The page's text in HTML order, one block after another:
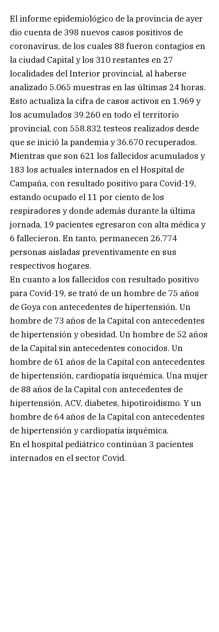
El informe epidemiológico de la provincia de ayer
dio cuenta de 398 nuevos casos positivos de
coronavirus, de los cuales 88 fueron contagios en
la ciudad Capital y los 310 restantes en 27
localidades del Interior provincial, al haberse
analizado 5.065 muestras en las últimas 24 horas.
Esto actualiza la cifra de casos activos en 1.969 y
los acumulados 39.260 en todo el territorio
provincial, con 558.832 testeos realizados desde
que se inició la pandemia y 36.670 recuperados.
Mientras que son 621 los fallecidos acumulados y
183 los actuales internados en el Hospital de
Campaña, con resultado positivo para Covid-19,
estando ocupado el 11 por ciento de los
respiradores y donde además durante la última
jornada, 19 pacientes egresaron con alta médica y
6 fallecieron. En tanto, permanecen 26.774
personas aisladas preventivamente en sus
respectivos hogares.
En cuanto a los fallecidos con resultado positivo
para Covid-19, se trató de un hombre de 75 años
de Goya con antecedentes de hipertensión. Un
hombre de 73 años de la Capital con antecedentes
de hipertensión y obesidad. Un hombre de 52 años
de la Capital sin antecedentes conocidos. Un
hombre de 61 años de la Capital con antecedentes
de hipertensión, cardiopatía isquémica. Una mujer
de 88 años de la Capital con antecedentes de
hipertensión, ACV, diabetes, hipotiroidismo. Y un
hombre de 64 años de la Capital con antecedentes
de hipertensión y cardiopatía isquémica.
En el hospital pediátrico continúan 3 pacientes
internados en el sector Covid.